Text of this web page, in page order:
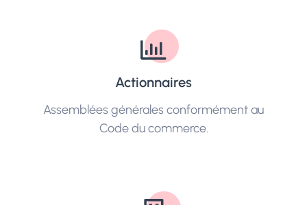
Actionnaires
Assemblées générales conformément au
Code du commerce.